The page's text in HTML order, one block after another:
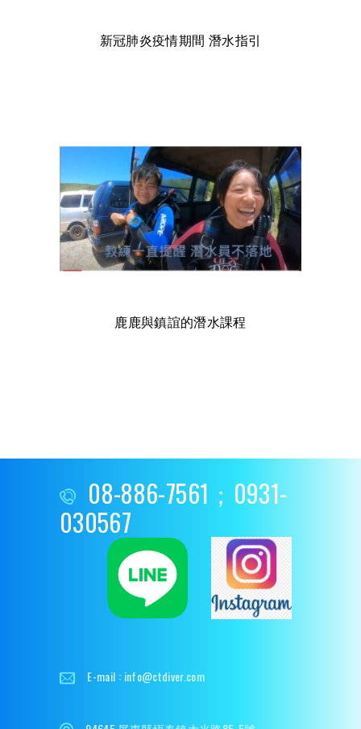
新冠肺炎疫情期間 潛水指引
鹿鹿與鎮誼的潛水課程
08-886-7561；0931-
030567
E-mail : info@ctdiver.com